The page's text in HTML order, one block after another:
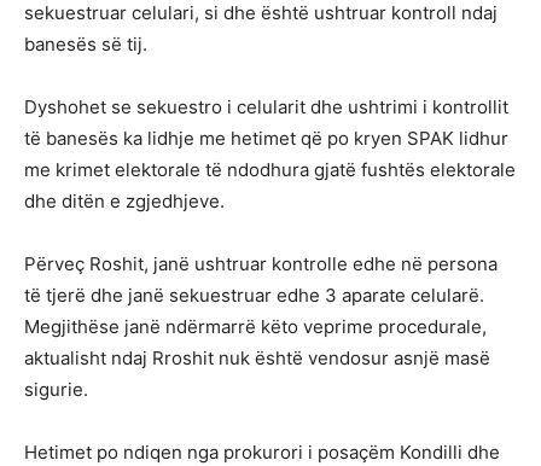
sekuestruar celulari, si dhe është ushtruar kontroll ndaj
banesës së tij.
Dyshohet se sekuestro i celularit dhe ushtrimi i kontrollit
të banesës ka lidhje me hetimet që po kryen SPAK lidhur
me krimet elektorale të ndodhura gjatë fushtës elektorale
dhe ditën e zgjedhjeve.
Përveç Roshit, janë ushtruar kontrolle edhe në persona
të tjerë dhe janë sekuestruar edhe 3 aparate celularë.
Megjithëse janë ndërmarrë këto veprime procedurale,
aktualisht ndaj Rroshit nuk është vendosur asnjë masë
sigurie.
Hetimet po ndiqen nga prokurori i posaçëm Kondilli dhe